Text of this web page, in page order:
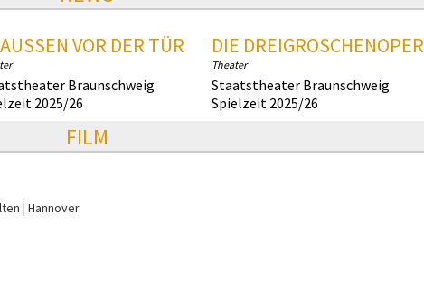
VOR DER TÜR
Braunschweig
2025/26
DIE DREIGROSCHENOPER
Theater
Staatstheater Braunschweig
Spielzeit 2025/26
FILM
Hannover